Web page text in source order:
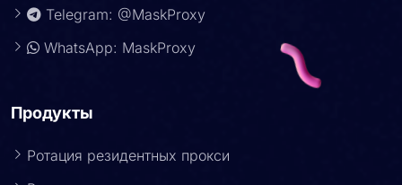
Telegram: @MaskProxy
WhatsApp: MaskProxy
Продукты
Ротация резидентных прокси